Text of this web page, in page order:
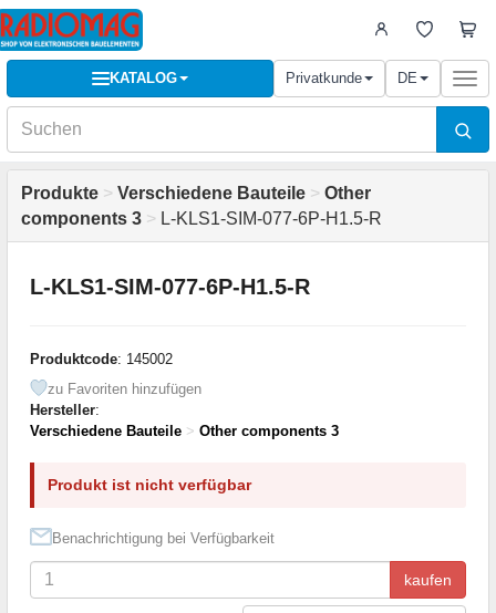
KATALOG Privatkunde DE
Produkte > Verschiedene Bauteile > Other
components 3 > L-KLS1-SIM-077-6P-H1.5-R
L-KLS1-SIM-077-6P-H1.5-R
Produktcode: 145002
zu Favoriten hinzufügen
Hersteller:
Verschiedene Bauteile > Other components 3
Produkt ist nicht verfügbar
Benachrichtigung bei Verfügbarkeit
kaufen